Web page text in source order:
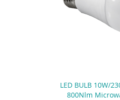
LED BULB 10W/
800Nlm